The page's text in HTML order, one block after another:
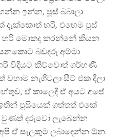
ඉන්න, පූස් බබාලා
දැක්කොත් හරි, එහෙම පූස්
හරි මොකද කරන්නේ කියන
බඩදරු අම්මා
විදියට කිව්වොත් ගර්භණී
නැගිටලා සීට් එක දීලා
ඒ කාලෙදී ඒ අයට අපේ
පූසියෙක් ගත්තත් එකේ
දරුවෝ ලැබෙන්න
ඒ සැලකුම ලබාදෙන්න ඕන.